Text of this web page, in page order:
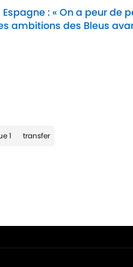
: « On a peur de
ambitions des Bleus
1 transfer